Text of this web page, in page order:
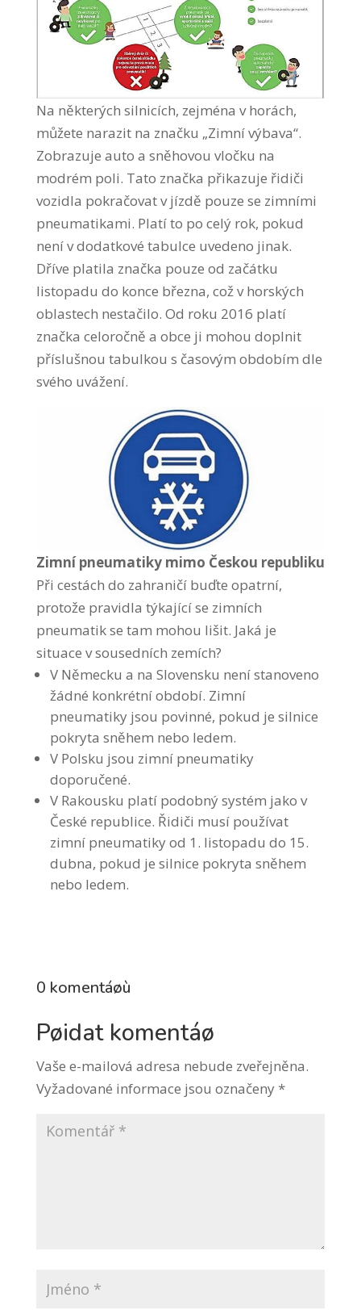
Na některých silnicích, zejména v horách,
můžete narazit na značku „Zimní výbava“.
Zobrazuje auto a sněhovou vločku na
modrém poli. Tato značka přikazuje řidiči
vozidla pokračovat v jízdě pouze se zimními
pneumatikami. Platí to po celý rok, pokud
není v dodatkové tabulce uvedeno jinak.
Dříve platila značka pouze od začátku
listopadu do konce března, což v horských
oblastech nestačilo. Od roku 2016 platí
značka celoročně a obce ji mohou doplnit
příslušnou tabulkou s časovým obdobím dle
svého uvážení.
Zimní pneumatiky mimo Českou republiku
Při cestách do zahraničí buďte opatrní,
protože pravidla týkající se zimních
pneumatik se tam mohou lišit. Jaká je
situace v sousedních zemích?
V Německu a na Slovensku není stanoveno
žádné konkrétní období. Zimní
pneumatiky jsou povinné, pokud je silnice
pokryta sněhem nebo ledem.
V Polsku jsou zimní pneumatiky
doporučené.
V Rakousku platí podobný systém jako v
České republice. Řidiči musí používat
zimní pneumatiky od 1. listopadu do 15.
dubna, pokud je silnice pokryta sněhem
nebo ledem.
0 komentáøù
Pøidat komentáø
Vaše e-mailová adresa nebude zveřejněna.
Vyžadované informace jsou označeny *